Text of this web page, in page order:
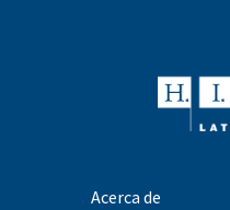
Acerca de